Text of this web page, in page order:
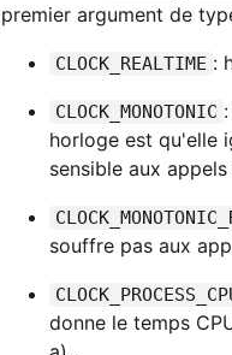
premier argument de
CLOCK_REALTIME :
CLOCK_MONOTONIC
horloge est qu'elle
sensible aux appels
souffre pas aux
donne le temps